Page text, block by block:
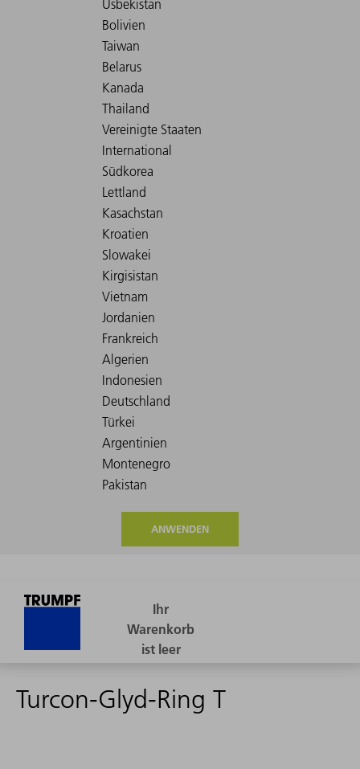
ANWENDEN
Turcon-Glyd-Ring T